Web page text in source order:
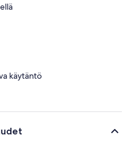
käytäntö